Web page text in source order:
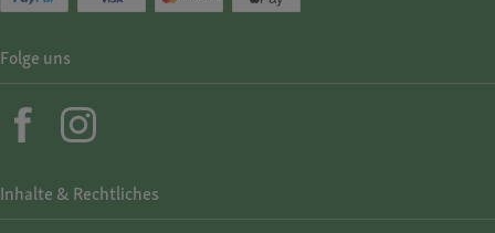
Inhalte & Rechtliches
Folge uns